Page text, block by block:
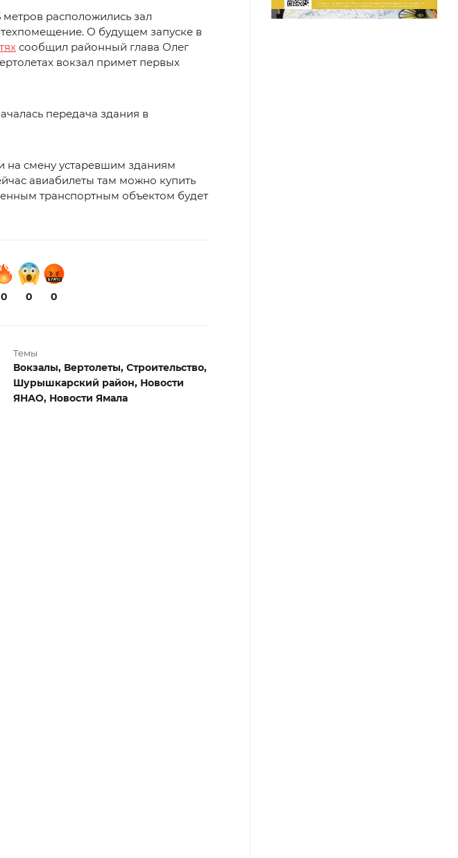
расположились зал
О будущем запуске в
сообщил районный глава Олег
вокзал примет первых
передача здания в
смену устаревшим зданиям
авиабилеты там можно купить
транспортным объектом будет
0 0 0
Темы
Вокзалы, Вертолеты, Строительство,
Шурышкарский район, Новости
ЯНАО, Новости Ямала